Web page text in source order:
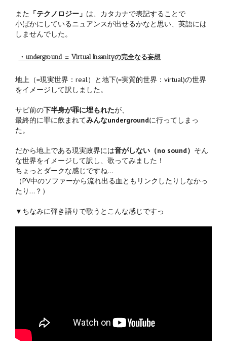
また 「テクノロジー」 は、カタカナで表記することで
小ばかにしているニュアンスが出せるかなと思い、英語には
しませんでした。
・underground = Virtual Insanityの完全なる妄想
地上（=現実世界：real）と地下(=実質的世界：virtual)の世界
をイメージして訳しました。
サビ前の下半身が罪に埋もれたが、
最終的に罪に飲まれてみんなundergroundに行ってしまっ
た。
だから地上である現実政界には音がしない（no sound） そん
な世界をイメージして訳し、歌ってみました！
ちょっとダークな感じですね…
（PV中のソファーから流れ出る血ともリンクしたりしなかっ
たり…？）
▼ちなみに弾き語りで歌うとこんな感じですっ